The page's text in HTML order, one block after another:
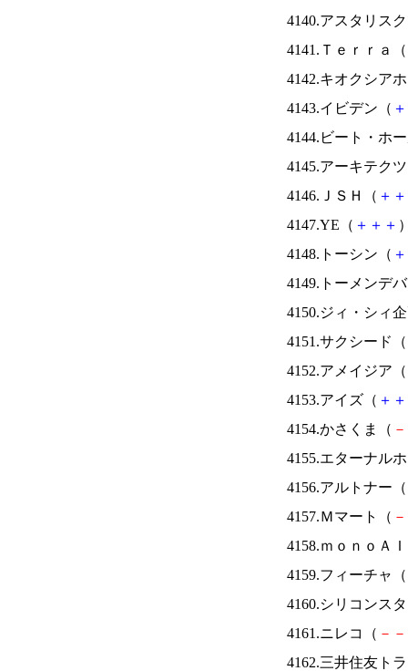
4140.アスタリス
4141.Ｔｅｒｒａ（
4142.キオクシア
4143.イビデン（ ＋
4144.ビート・ホ
4145.アーキテク
4146.ＪＳＨ（ ＋ ＋
4147.YE（ ＋ ＋ ＋
4148.トーシン（ ＋
4149.トーメンデ
4150.ジィ・シィ
4151.サクシード（
4152.アメイジア（
4153.アイズ（ ＋ ＋
4154.かさくま（ －
4155.エターナル
4156.アルトナー（
4157.Ｍマート（ －
4158.ｍｏｎｏＡ
4159.フィーチャ（
4160.シリコンス
4161.ニレコ（ － －
4162.三井住友ト